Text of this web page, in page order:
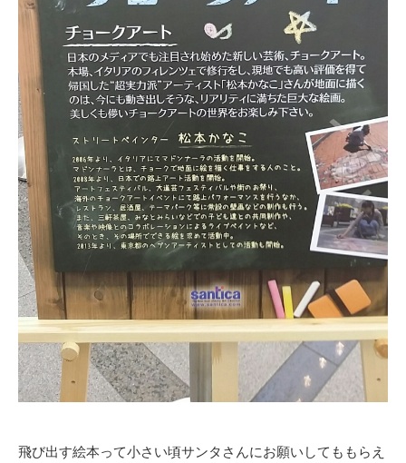
飛び出す絵本って小さい頃サンタさんにお願いしてももらえ